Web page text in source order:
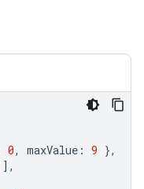
0, maxValue : 9 },
],